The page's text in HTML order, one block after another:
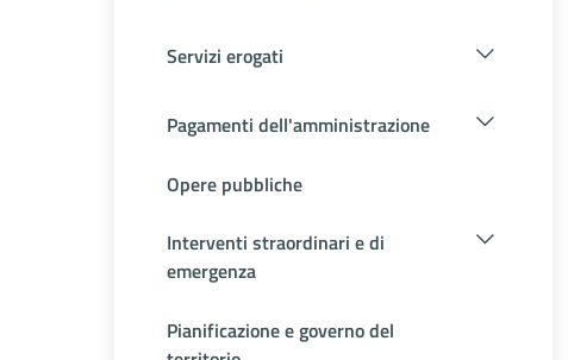
Servizi erogati
Pagamenti dell'amministrazione
Opere pubbliche
Interventi straordinari e di
emergenza
Pianificazione e governo del